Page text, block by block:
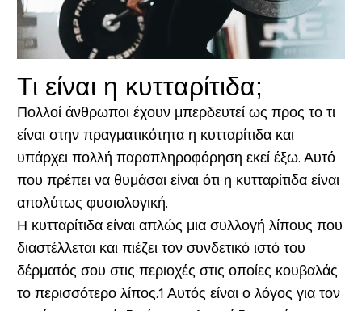
Τι είναι η κυτταρίτιδα;
Πολλοί άνθρωποι έχουν μπερδευτεί ως προς το τι
είναι στην πραγματικότητα η κυτταρίτιδα και
υπάρχει πολλή παραπληροφόρηση εκεί έξω. Αυτό
που πρέπει να θυμάσαι είναι ότι η κυτταρίτιδα είναι
απολύτως φυσιολογική.
Η κυτταρίτιδα είναι απλώς μια συλλογή λίπους που
διαστέλλεται και πιέζει τον συνδετικό ιστό του
δέρματός σου στις περιοχές στις οποίες κουβαλάς
το περισσότερο λίπος.1 Αυτός είναι ο λόγος για τον